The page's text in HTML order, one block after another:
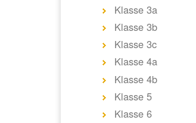
Klasse 3a
Klasse 3b
Klasse 3c
Klasse 4a
Klasse 4b
Klasse 5
Klasse 6